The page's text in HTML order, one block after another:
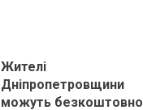
Жителі
Дніпропетровщини
можуть безкоштовно